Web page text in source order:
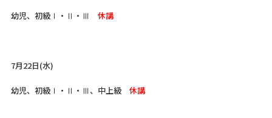
幼児、初級Ⅰ・Ⅱ・Ⅲ 休講
7月22日(水)
幼児、初級Ⅰ・Ⅱ・Ⅲ、中上級 休講